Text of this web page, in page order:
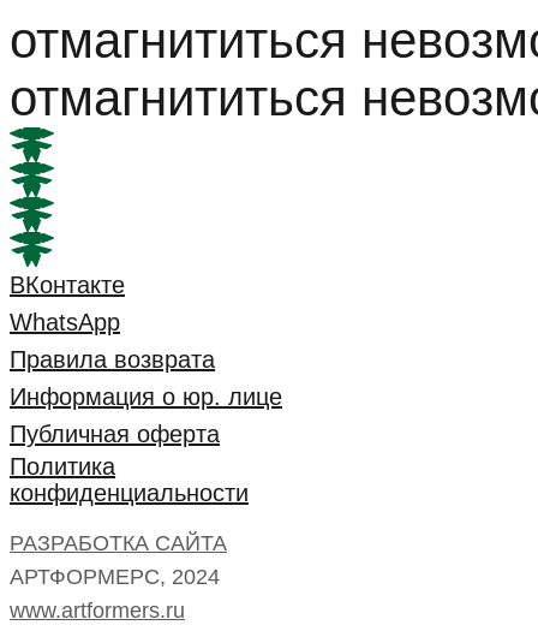
отмагнититься
отмагнититься
ВКонтакте
WhatsApp
Правила возврата
Информация о юр. лице
Публичная оферта
Политика
конфиденциальности
РАЗРАБОТКА САЙТА
АРТФОРМЕРС, 2024
www.artformers.ru